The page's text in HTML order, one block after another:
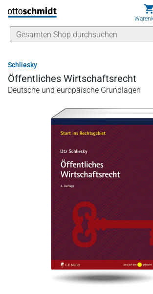
Direkt zum Inhalt
Schliesky
Öffentliches Wirtschaftsrecht
Deutsche und europäische Grundlagen